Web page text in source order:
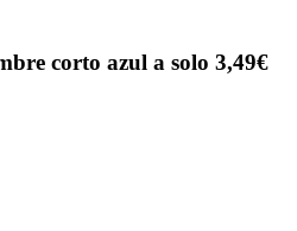
corto azul a solo 3,49€